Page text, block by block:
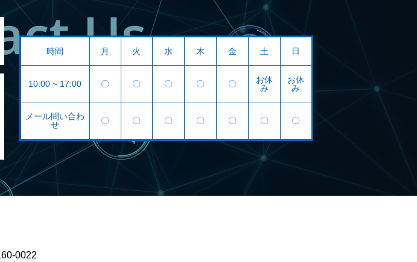
時間 月 火 水 木 金 土 日
10:00 ~ 17:00 〇 〇 〇 〇 〇
お休
み
お休
み
メール問い合わ
せ
〇 〇 〇 〇 〇 〇 〇
0022